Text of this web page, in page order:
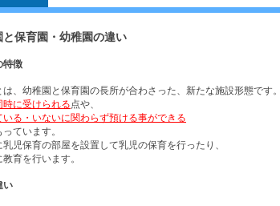
保育園・幼稚園の違い
特徴
、幼稚園と保育園の長所が合わさった、新たな施設形態です。
に受けられる点や、
いる・いないに関わらず預ける事ができる
ています。
児保育の部屋を設置して乳児の保育を行ったり、
育を行います。
い